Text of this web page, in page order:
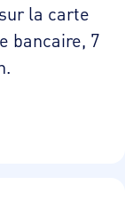
la carte
bancaire, 7